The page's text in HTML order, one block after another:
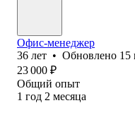
Офис-менеджер
36 лет • Обновлено 15
23 000 ₽
Общий опыт
1 год 2 месяца